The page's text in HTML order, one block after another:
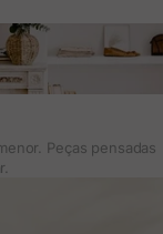
Peças pensadas